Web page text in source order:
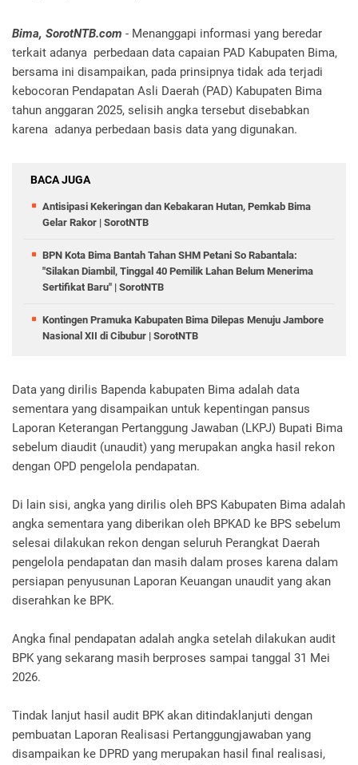
Bima, SorotNTB.com - Menanggapi informasi yang beredar
terkait adanya perbedaan data capaian PAD Kabupaten Bima,
bersama ini disampaikan, pada prinsipnya tidak ada terjadi
kebocoran Pendapatan Asli Daerah (PAD) Kabupaten Bima
tahun anggaran 2025, selisih angka tersebut disebabkan
karena adanya perbedaan basis data yang digunakan.
BACA JUGA
Antisipasi Kekeringan dan Kebakaran Hutan, Pemkab Bima
Gelar Rakor | SorotNTB
BPN Kota Bima Bantah Tahan SHM Petani So Rabantala:
"Silakan Diambil, Tinggal 40 Pemilik Lahan Belum Menerima
Sertifikat Baru" | SorotNTB
Kontingen Pramuka Kabupaten Bima Dilepas Menuju Jambore
Nasional XII di Cibubur | SorotNTB
Data yang dirilis Bapenda kabupaten Bima adalah data
sementara yang disampaikan untuk kepentingan pansus
Laporan Keterangan Pertanggung Jawaban (LKPJ) Bupati Bima
sebelum diaudit (unaudit) yang merupakan angka hasil rekon
dengan OPD pengelola pendapatan.
Di lain sisi, angka yang dirilis oleh BPS Kabupaten Bima adalah
angka sementara yang diberikan oleh BPKAD ke BPS sebelum
selesai dilakukan rekon dengan seluruh Perangkat Daerah
pengelola pendapatan dan masih dalam proses karena dalam
persiapan penyusunan Laporan Keuangan unaudit yang akan
diserahkan ke BPK.
Angka final pendapatan adalah angka setelah dilakukan audit
BPK yang sekarang masih berproses sampai tanggal 31 Mei
2026.
Tindak lanjut hasil audit BPK akan ditindaklanjuti dengan
pembuatan Laporan Realisasi Pertanggungjawaban yang
disampaikan ke DPRD yang merupakan hasil final realisasi,